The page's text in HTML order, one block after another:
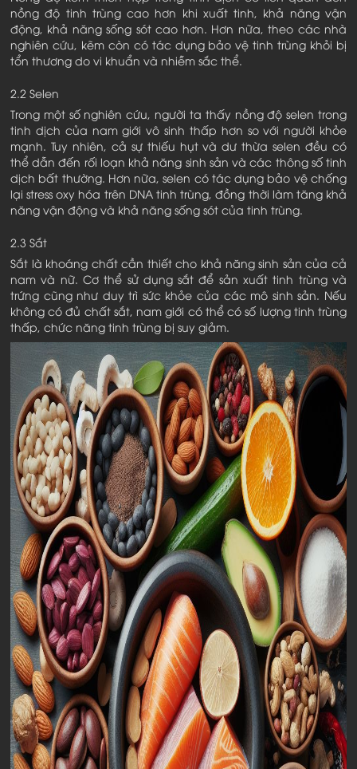
nồng độ tinh trùng cao hơn khi xuất tinh, khả năng vận
động, khả năng sống sót cao hơn. Hơn nữa, theo các nhà
nghiên cứu, kẽm còn có tác dụng bảo vệ tinh trùng khỏi bị
tổn thương do vi khuẩn và nhiễm sắc thể.
2.2 Selen
Trong một số nghiên cứu, người ta thấy nồng độ selen trong
tinh dịch của nam giới vô sinh thấp hơn so với người khỏe
mạnh. Tuy nhiên, cả sự thiếu hụt và dư thừa selen đều có
thể dẫn đến rối loạn khả năng sinh sản và các thông số tinh
dịch bất thường. Hơn nữa, selen có tác dụng bảo vệ chống
lại stress oxy hóa trên DNA tinh trùng, đồng thời làm tăng khả
năng vận động và khả năng sống sót của tinh trùng.
2.3 Sắt
Sắt là khoáng chất cần thiết cho khả năng sinh sản của cả
nam và nữ. Cơ thể sử dụng sắt để sản xuất tinh trùng và
trứng cũng như duy trì sức khỏe của các mô sinh sản. Nếu
không có đủ chất sắt, nam giới có thể có số lượng tinh trùng
thấp, chức năng tinh trùng bị suy giảm.